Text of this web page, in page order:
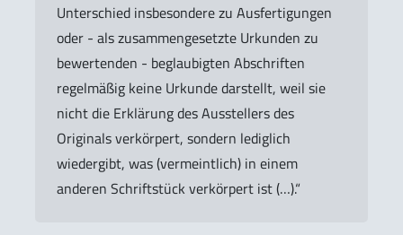
Unterschied insbesondere zu Ausfertigungen
oder - als zusammengesetzte Urkunden zu
bewertenden - beglaubigten Abschriften
regelmäßig keine Urkunde darstellt, weil sie
nicht die Erklärung des Ausstellers des
Originals verkörpert, sondern lediglich
wiedergibt, was (vermeintlich) in einem
anderen Schriftstück verkörpert ist (…).“